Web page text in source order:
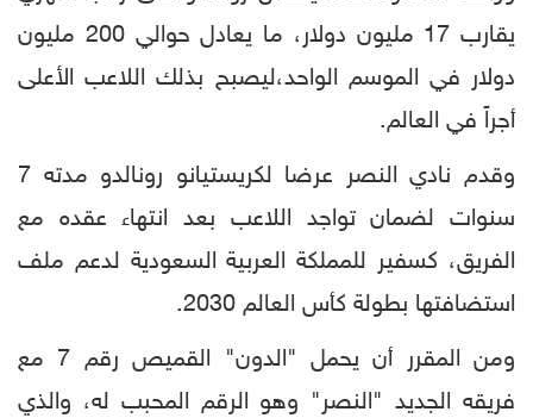
يقارب 17 مليون دولار، ما يعادل حوالي 200 مليون
دولار في الموسم الواحد،ليصبح بذلك اللاعب الأعلى
أجراً في العالم.
وقدم نادي النصر عرضا لكريستيانو رونالدو مدته 7
سنوات لضمان تواجد اللاعب بعد انتهاء عقده مع
الفريق، كسفير للمملكة العربية السعودية لدعم ملف
استضافتها بطولة كأس العالم 2030.
ومن المقرر أن يحمل "الدون" القميص رقم 7 مع
فريقه الجديد "النصر" وهو الرقم المحبب له، والذي